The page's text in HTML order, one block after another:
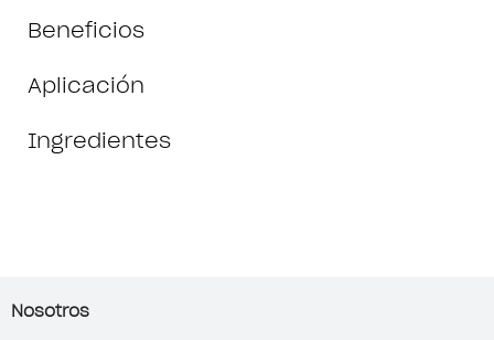
Beneficios
Aplicación
Ingredientes
Nosotros